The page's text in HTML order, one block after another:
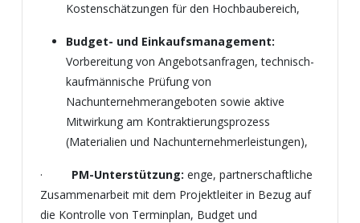
Kostenschätzungen für den Hochbaubereich,
Budget- und Einkaufsmanagement:
Vorbereitung von Angebotsanfragen, technisch-
kaufmännische Prüfung von
Nachunternehmerangeboten sowie aktive
Mitwirkung am Kontraktierungsprozess
(Materialien und Nachunternehmerleistungen),
· PM-Unterstützung: enge, partnerschaftliche
Zusammenarbeit mit dem Projektleiter in Bezug auf
die Kontrolle von Terminplan, Budget und